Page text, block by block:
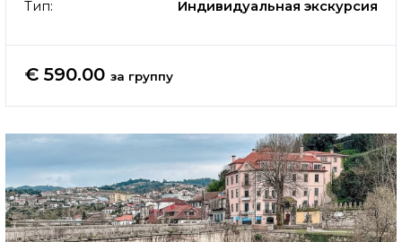
Тип:
Индивидуальная экскурсия
€ 590.00 за группу